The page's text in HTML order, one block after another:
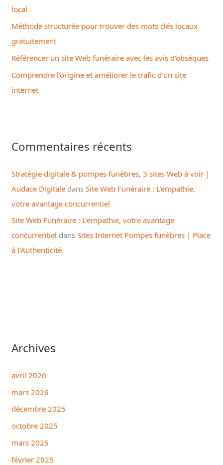
local
Méthode structurée pour trouver des mots clés locaux
gratuitement
Référencer un site Web funéraire avec les avis d’obsèques
Comprendre l’origine et améliorer le trafic d’un site
internet
Commentaires récents
Stratégie digitale & pompes funèbres, 3 sites Web à voir |
Audace Digitale dansSite Web Funéraire : L’empathie,
votre avantage concurrentiel
Site Web Funéraire : L'empathie, votre avantage
concurrentiel dansSites Internet Pompes funèbres | Place
à l’Authenticité
Archives
avril 2026
mars 2026
décembre 2025
octobre 2025
mars 2025
février 2025